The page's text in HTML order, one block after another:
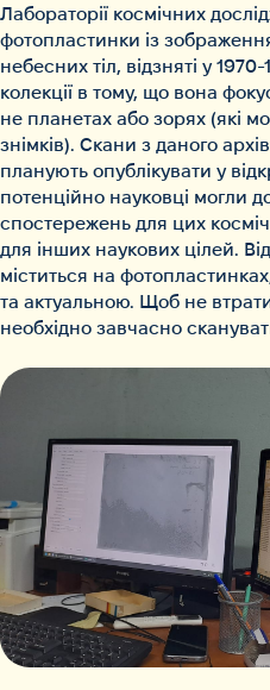
Лабораторії космічних
фотопластинки із
небесних тіл, відзняті у
колекції в тому, що вона
не планетах або зорях (які
знімків). Скани з даного
планують опублікувати у
потенційно науковці могли
спостережень для цих
для інших наукових цілей.
міститься на
та актуальною. Щоб не
необхідно завчасно